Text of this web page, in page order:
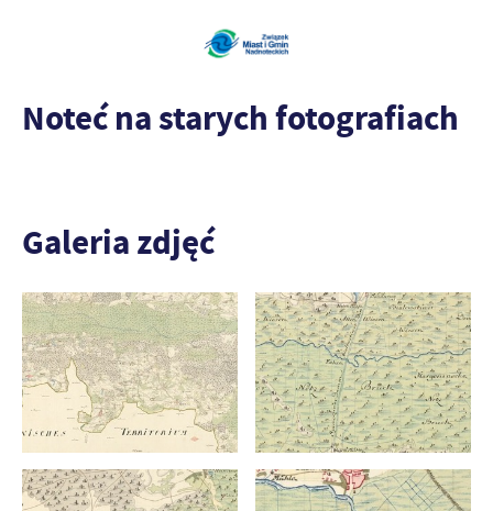
Noteć na starych fotografiach
Galeria zdjęć